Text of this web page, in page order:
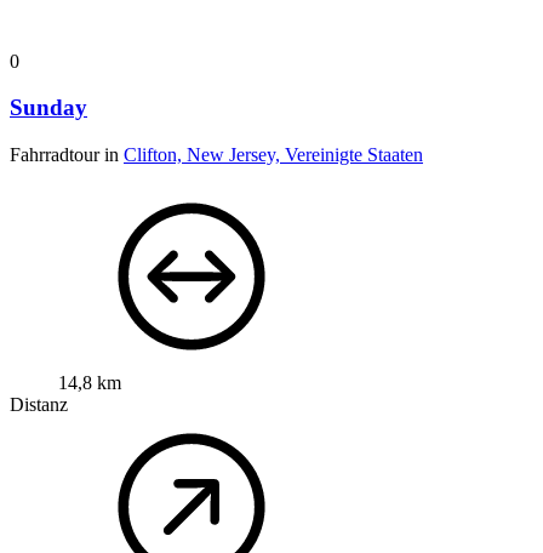
0
Sunday
Fahrradtour in Clifton, New Jersey, Vereinigte Staaten
14,8 km
Distanz